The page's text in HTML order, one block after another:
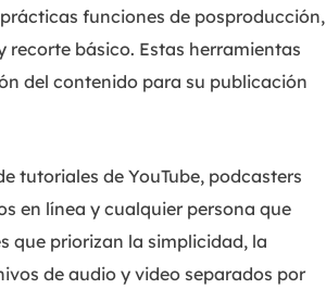
funciones de posproducción,
básico. Estas herramientas
del contenido para su publicación
tutoriales de YouTube, podcasters
en línea y cualquier persona que
que priorizan la simplicidad, la
de audio y video separados por